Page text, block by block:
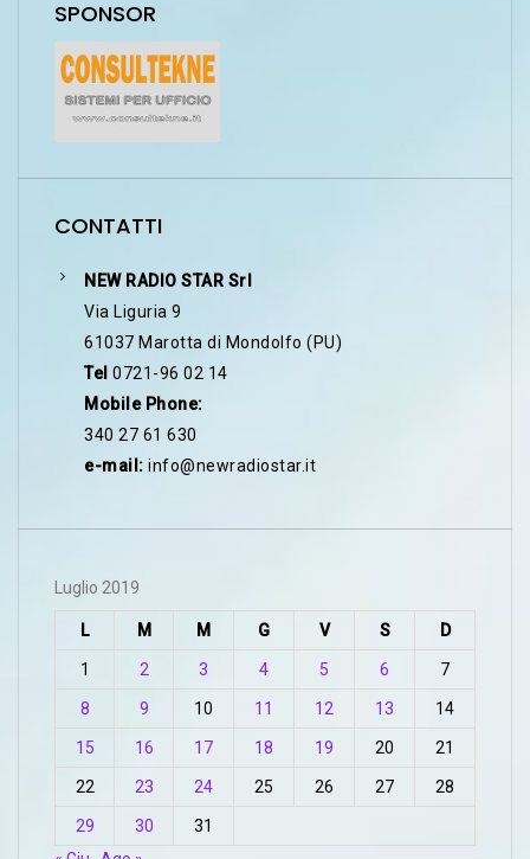
SPONSOR
CONTATTI
NEW RADIO STAR Srl
Via Liguria 9
61037 Marotta di Mondolfo (PU)
Tel 0721-96 02 14
Mobile Phone:
340 27 61 630
e-mail: info@newradiostar.it
Luglio 2019
L M M G V S D
1 2 3 4 5 6 7
8 9 10 11 12 13 14
15 16 17 18 19 20 21
22 23 24 25 26 27 28
29 30
31